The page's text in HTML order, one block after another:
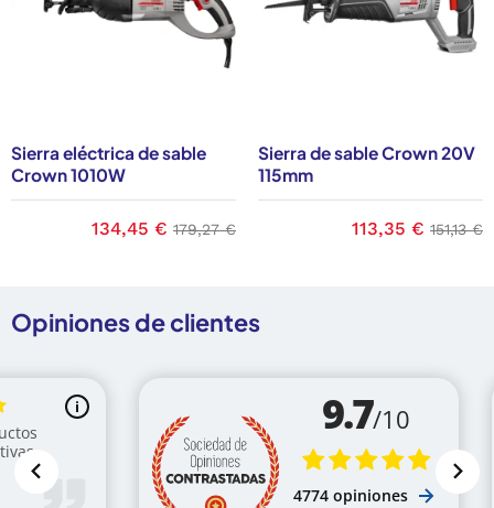
Sierra eléctrica de sable
Crown 1010W
Precio
134,45 € Precio base
179,27 €
Sierra de sable Crown 20V
115mm
Precio
113,35 € Precio
151,13 €
Opiniones de clientes